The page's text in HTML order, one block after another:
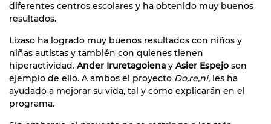
diferentes centros escolares y ha obtenido muy buenos
resultados.
Lizaso ha logrado muy buenos resultados con niños y
niñas autistas y también con quienes tienen
hiperactividad. Ander Iruretagoiena y Asier Espejo son
ejemplo de ello. A ambos el proyecto Do,re,ni, les ha
ayudado a mejorar su vida, tal y como explicarán en el
programa.